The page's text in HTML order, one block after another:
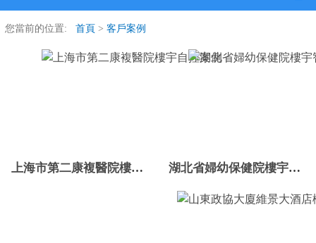
您當前的位置:首頁 >客戶案例
上海市第二康複醫院樓宇自控案例 湖北省婦幼保健院樓宇智能化係統項目